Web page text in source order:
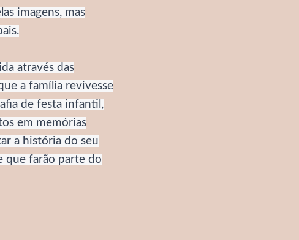
imagens, mas
através das
a família revivesse
de festa infantil,
em memórias
a história do seu
que farão parte do